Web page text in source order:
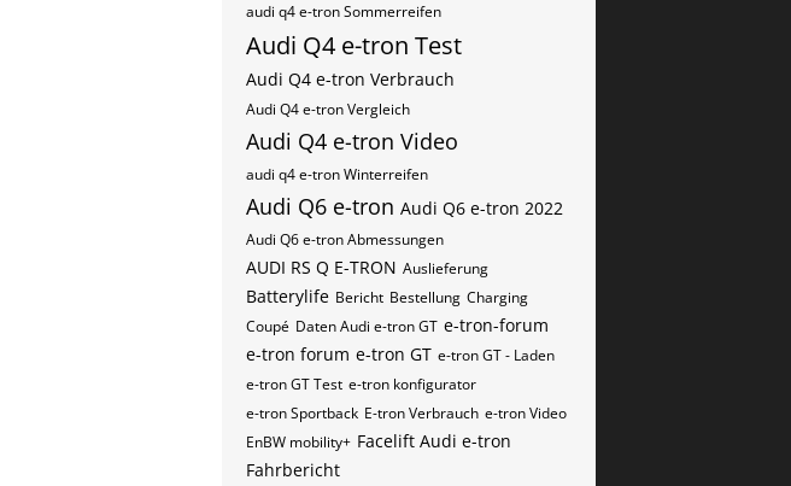
audi q4 e-tron Sommerreifen
Audi Q4 e-tron Test
Audi Q4 e-tron Verbrauch
Audi Q4 e-tron Vergleich
Audi Q4 e-tron Video
audi q4 e-tron Winterreifen
Audi Q6 e-tron Audi Q6 e-tron 2022
Audi Q6 e-tron Abmessungen
AUDI RS Q E-TRON Auslieferung
Batterylife Bericht Bestellung Charging
Coupé Daten Audi e-tron GT e-tron-forum
e-tron forum e-tron GT e-tron GT - Laden
e-tron GT Test e-tron konfigurator
e-tron Sportback E-tron Verbrauch e-tron Video
EnBW mobility+ Facelift Audi e-tron
Fahrbericht